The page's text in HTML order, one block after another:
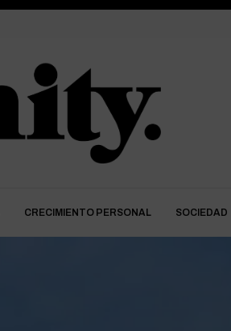
CRECIMIENTO PERSONAL SOCIEDAD